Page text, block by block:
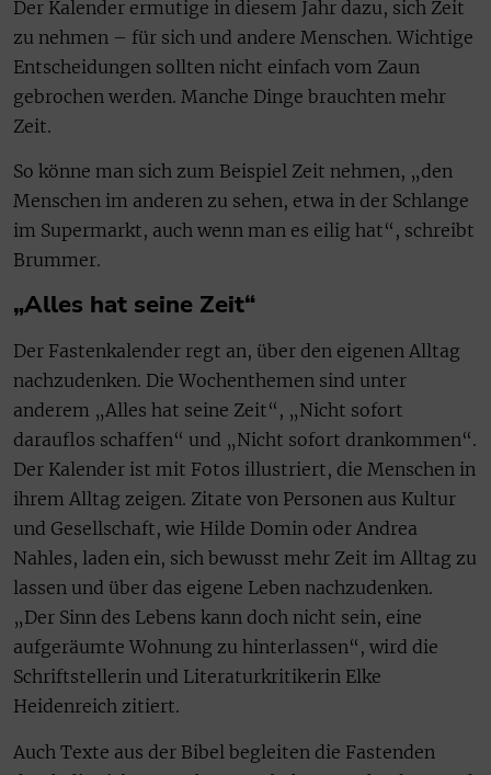
Der Kalender ermutige in diesem Jahr dazu, sich Zeit
zu nehmen – für sich und andere Menschen. Wichtige
Entscheidungen sollten nicht einfach vom Zaun
gebrochen werden. Manche Dinge brauchten mehr
Zeit.
So könne man sich zum Beispiel Zeit nehmen, „den
Menschen im anderen zu sehen, etwa in der Schlange
im Supermarkt, auch wenn man es eilig hat“, schreibt
Brummer.
„Alles hat seine Zeit“
Der Fastenkalender regt an, über den eigenen Alltag
nachzudenken. Die Wochenthemen sind unter
anderem „Alles hat seine Zeit“, „Nicht sofort
darauflos schaffen“ und „Nicht sofort drankommen“.
Der Kalender ist mit Fotos illustriert, die Menschen in
ihrem Alltag zeigen. Zitate von Personen aus Kultur
und Gesellschaft, wie Hilde Domin oder Andrea
Nahles, laden ein, sich bewusst mehr Zeit im Alltag zu
lassen und über das eigene Leben nachzudenken.
„Der Sinn des Lebens kann doch nicht sein, eine
aufgeräumte Wohnung zu hinterlassen“, wird die
Schriftstellerin und Literaturkritikerin Elke
Heidenreich zitiert.
Auch Texte aus der Bibel begleiten die Fastenden